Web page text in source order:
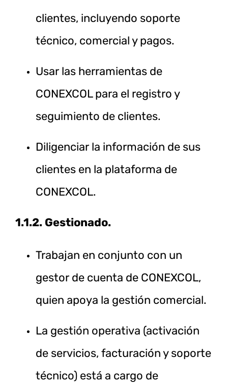
clientes, incluyendo soporte
técnico, comercial y pagos.
Usar las herramientas de
CONEXCOL para el registro y
seguimiento de clientes.
Diligenciar la información de sus
clientes en la plataforma de
CONEXCOL.
1.1.2. Gestionado.
Trabajan en conjunto con un
gestor de cuenta de CONEXCOL,
quien apoya la gestión comercial.
La gestión operativa (activación
de servicios, facturación y soporte
técnico) está a cargo de